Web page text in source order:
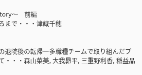
～ 前編
まで・・・津藏千穂
退院後の転帰―多職種チームで取り組んだプ
・・・森山菜美, 大我昴平, 三重野利香, 稲益晶